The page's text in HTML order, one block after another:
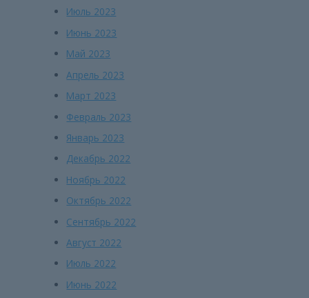
Июль 2023
Июнь 2023
Май 2023
Апрель 2023
Март 2023
Февраль 2023
Январь 2023
Декабрь 2022
Ноябрь 2022
Октябрь 2022
Сентябрь 2022
Август 2022
Июль 2022
Июнь 2022